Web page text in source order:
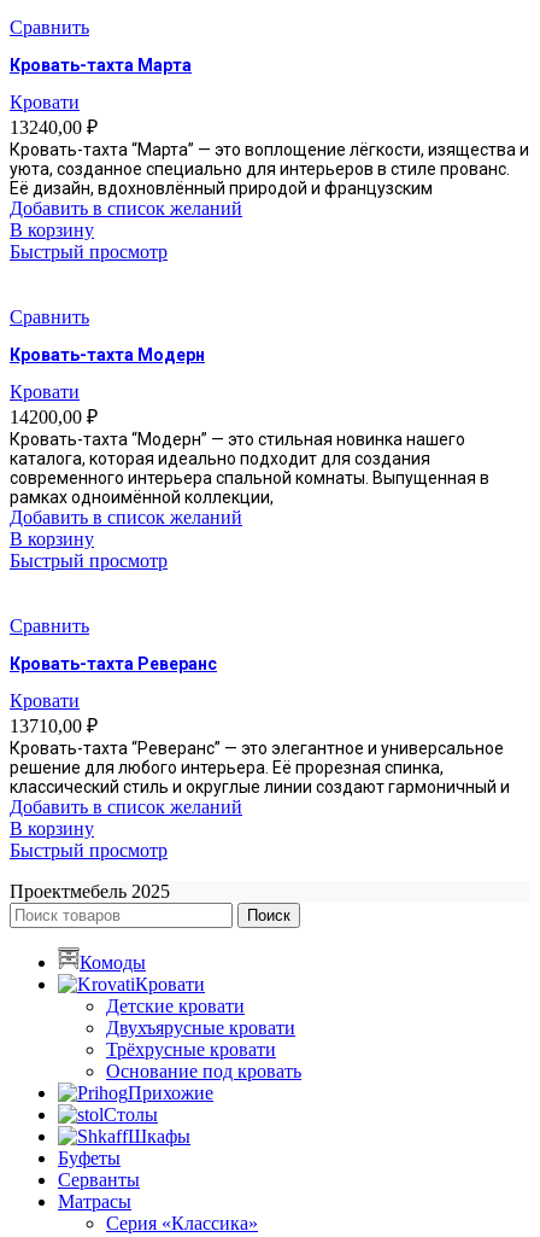
Сравнить
Кровать-тахта Марта
Кровати
13240,00 ₽
Кровать-тахта “Марта” — это воплощение лёгкости, изящества и
уюта, созданное специально для интерьеров в стиле прованс.
Её дизайн, вдохновлённый природой и французским
Добавить в список желаний
В корзину
Быстрый просмотр
Сравнить
Кровать-тахта Модерн
Кровати
14200,00 ₽
Кровать-тахта “Модерн” — это стильная новинка нашего
каталога, которая идеально подходит для создания
современного интерьера спальной комнаты. Выпущенная в
рамках одноимённой коллекции,
Добавить в список желаний
В корзину
Быстрый просмотр
Сравнить
Кровать-тахта Реверанс
Кровати
13710,00 ₽
Кровать-тахта “Реверанс” — это элегантное и универсальное
решение для любого интерьера. Её прорезная спинка,
классический стиль и округлые линии создают гармоничный и
Добавить в список желаний
В корзину
Быстрый просмотр
Проектмебель 2025
Поиск
Комоды
Кровати
Детские кровати
Двухъярусные кровати
Трёхрусные кровати
Основание под кровать
Прихожие
Столы
Шкафы
Буфеты
Серванты
Матрасы
Серия «Классика»